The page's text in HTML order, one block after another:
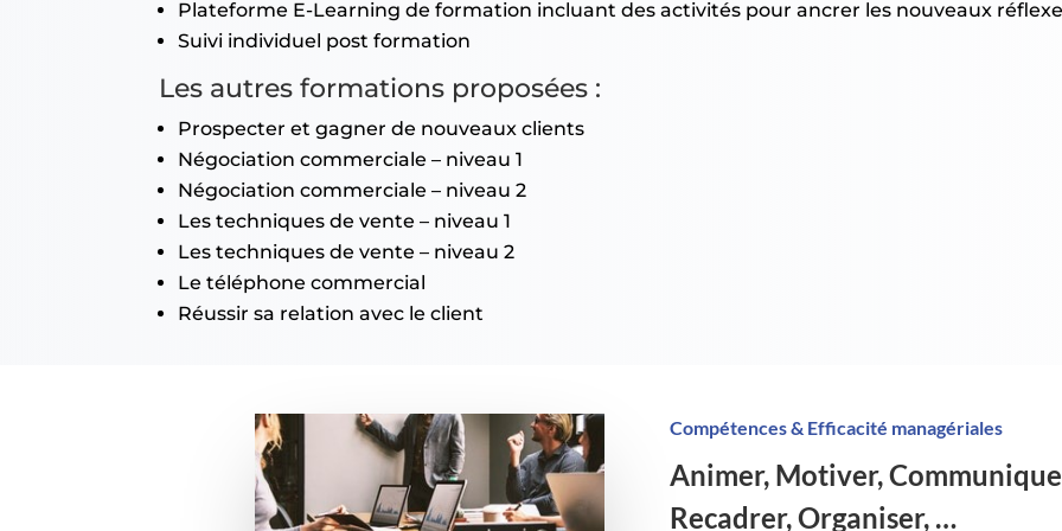
Plateforme E-Learning de formation incluant des activités pour ancrer les nouveaux
Suivi individuel post formation
Les autres formations proposées :
Prospecter et gagner de nouveaux clients
Négociation commerciale – niveau 1
Négociation commerciale – niveau 2
Les techniques de vente – niveau 1
Les techniques de vente – niveau 2
Le téléphone commercial
Réussir sa relation avec le client
Compétences & Efficacité managériales
Animer, Motiver,
Recadrer, Organiser, …